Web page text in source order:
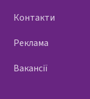
Контакти
Реклама
Вакансії